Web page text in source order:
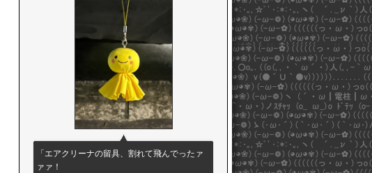
「エアクリーナの留具、割れて飛んでったァ
ァァ！